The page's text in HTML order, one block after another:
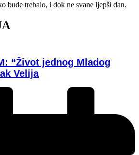
bude trebalo, i dok ne svane ljepši dan.
“Život jednog Mladog
Velija